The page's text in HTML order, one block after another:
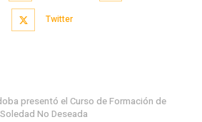
Twitter
presentó el Curso de Formación de
No Deseada